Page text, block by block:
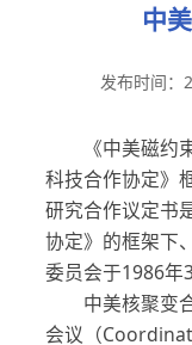
中
发布时间：
《中美磁约束
科技合作协定》
研究合作议定书
协定》的框架下
委员会于1986年
中美核聚变合
会议（